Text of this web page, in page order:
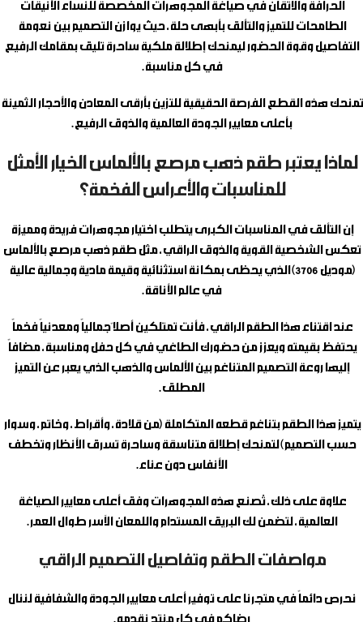
الحرافة والاتقان في صياغة المجوهرات المخصصة للنساء الأنيقات
الطامحات للتميز والتألق بأبهى حلة، حيث يوازن التصميم بين نعومة
التفاصيل وقوة الحضور ليمنحك إطلالة ملكية ساحرة تليق بمقامك الرفيع
في كل مناسبة.
تمنحك هذه القطع الفرصة الحقيقية للتزين بأرقى المعادن والأحجار الثمينة
بأعلى معايير الجودة العالمية والذوق الرفيع.
لماذا يعتبر طقم ذهب مرصع بالألماس الخيار الأمثل
للمناسبات والأعراس الفخمة؟
إن التألق في المناسبات الكبرى يتطلب اختيار مجوهرات فريدة ومميزة
تعكس الشخصية القوية والذوق الراقي، مثل طقم ذهب مرصع بالألماس
(موديل 3706) الذي يحظى بمكانة استثنائية وقيمة مادية وجمالية عالية
في عالم الأناقة.
عند اقتناء هذا الطقم الراقي، فأنت تمتلكين أصلاً جمالياً ومعدنياً فخماً
يحتفظ بقيمته ويعزز من حضورك الطاغي في كل حفل ومناسبة، مضافاً
إليها روعة التصميم المتناغم بين الألماس والذهب الذي يعبر عن التميز
المطلق.
يتميز هذا الطقم بتناغم قطعه المتكاملة (من قلادة، وأقراط، وخاتم، وسوار
حسب التصميم) لتمنحك إطلالة متناسقة وساحرة تسرق الأنظار وتخطف
الأنفاس دون عناء.
علاوة على ذلك، تُصنع هذه المجوهرات وفق أعلى معايير الصياغة
العالمية، لتضمن لك البريق المستدام واللمعان الآسر طوال العمر.
مواصفات الطقم وتفاصيل التصميم الراقي
نحرص دائماً في متجرنا على توفير أعلى معايير الجودة والشفافية لننال
رضاكم في كل منتج نقدمه.